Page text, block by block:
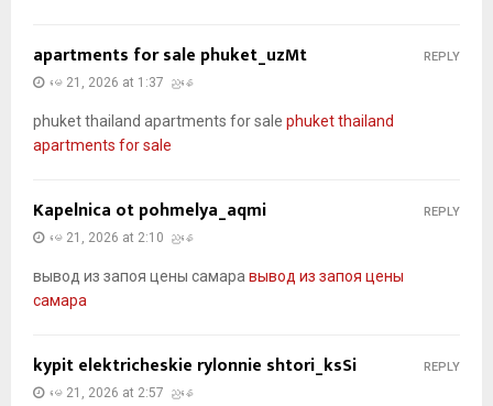
apartments for sale phuket_uzMt
မေ 21, 2026 at 1:37 ညနေ
phuket thailand apartments for sale phuket thailand
apartments for sale
REPLY
Kapelnica ot pohmelya_aqmi
မေ 21, 2026 at 2:10 ညနေ
вывод из запоя цены самара вывод из запоя цены
самара
REPLY
kypit elektricheskie rylonnie shtori_ksSi
မေ 21, 2026 at 2:57 ညနေ
REPLY